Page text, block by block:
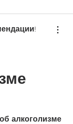
алкоголизме